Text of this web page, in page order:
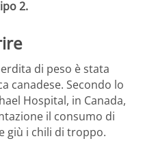
2.
di peso è stata
canadese. Secondo lo
Hospital, in Canada,
il consumo di
giù i chili di troppo.